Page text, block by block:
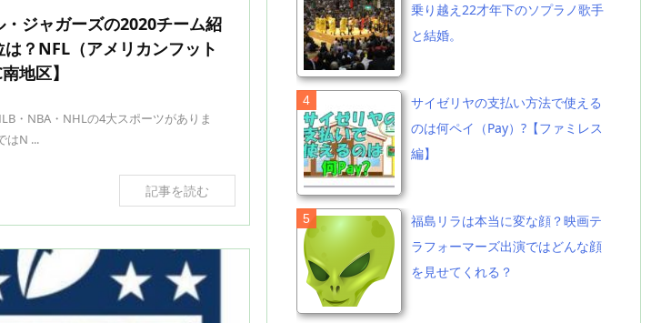
・ジャガーズの2020チーム紹
？NFL（アメリカンフット
地区】
・NBA・NHLの4大スポーツがありま
はN ...
記事を読む
乗り越え22才年下のソプラノ歌手
と結婚。
サイゼリヤの支払い方法で使える
のは何ペイ（Pay）?【ファミレス
編】
福島リラは本当に変な顔？映画テ
ラフォーマーズ出演ではどんな顔
を見せてくれる？